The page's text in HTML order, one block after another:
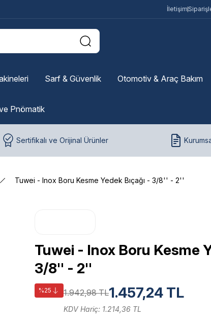
İletişim
Sarf & Güvenlik Otomotiv & Araç Bakım
Pnömatik
Sertifikalı ve Orijinal Ürünler
Tuwei - Inox Boru Kesme Yedek Bıçağı - 3/8'' - 2''
Tuwei - Inox Boru Kesme
3/8'' - 2''
%25 1.942,98 TL1.457,24 TL
KDV Hariç: 1.214,36 TL